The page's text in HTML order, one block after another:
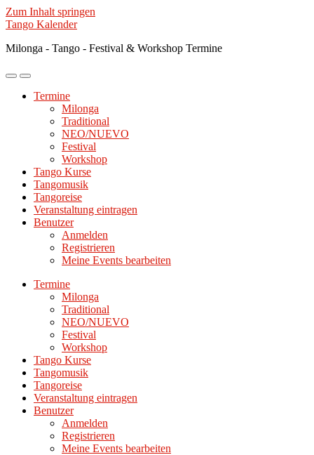
Zum Inhalt springen
Tango Kalender
Milonga - Tango - Festival & Workshop Termine
Mobile-
ein-/ausblenden
Suchfeld
ein-/ausblenden
Termine
Milonga
Traditional
NEO/NUEVO
Festival
Workshop
Tango Kurse
Tangomusik
Tangoreise
Veranstaltung eintragen
Benutzer
Anmelden
Registrieren
Meine Events bearbeiten
Termine
Milonga
Traditional
NEO/NUEVO
Festival
Workshop
Tango Kurse
Tangomusik
Tangoreise
Veranstaltung eintragen
Benutzer
Anmelden
Registrieren
Meine Events bearbeiten